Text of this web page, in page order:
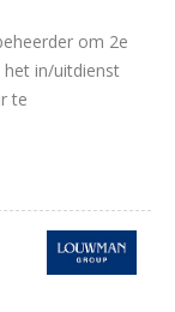
om 2e
het in/uitdienst
te